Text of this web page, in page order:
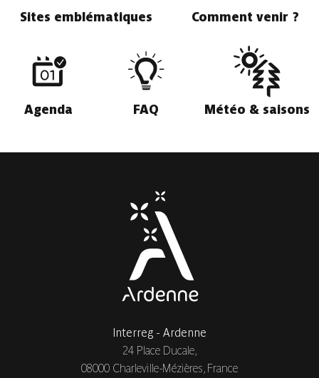
Sites emblématiques Comment venir ?
Agenda FAQ Météo & saisons
Interreg - Ardenne
24 Place Ducale,
08000 Charleville-Mézières, France